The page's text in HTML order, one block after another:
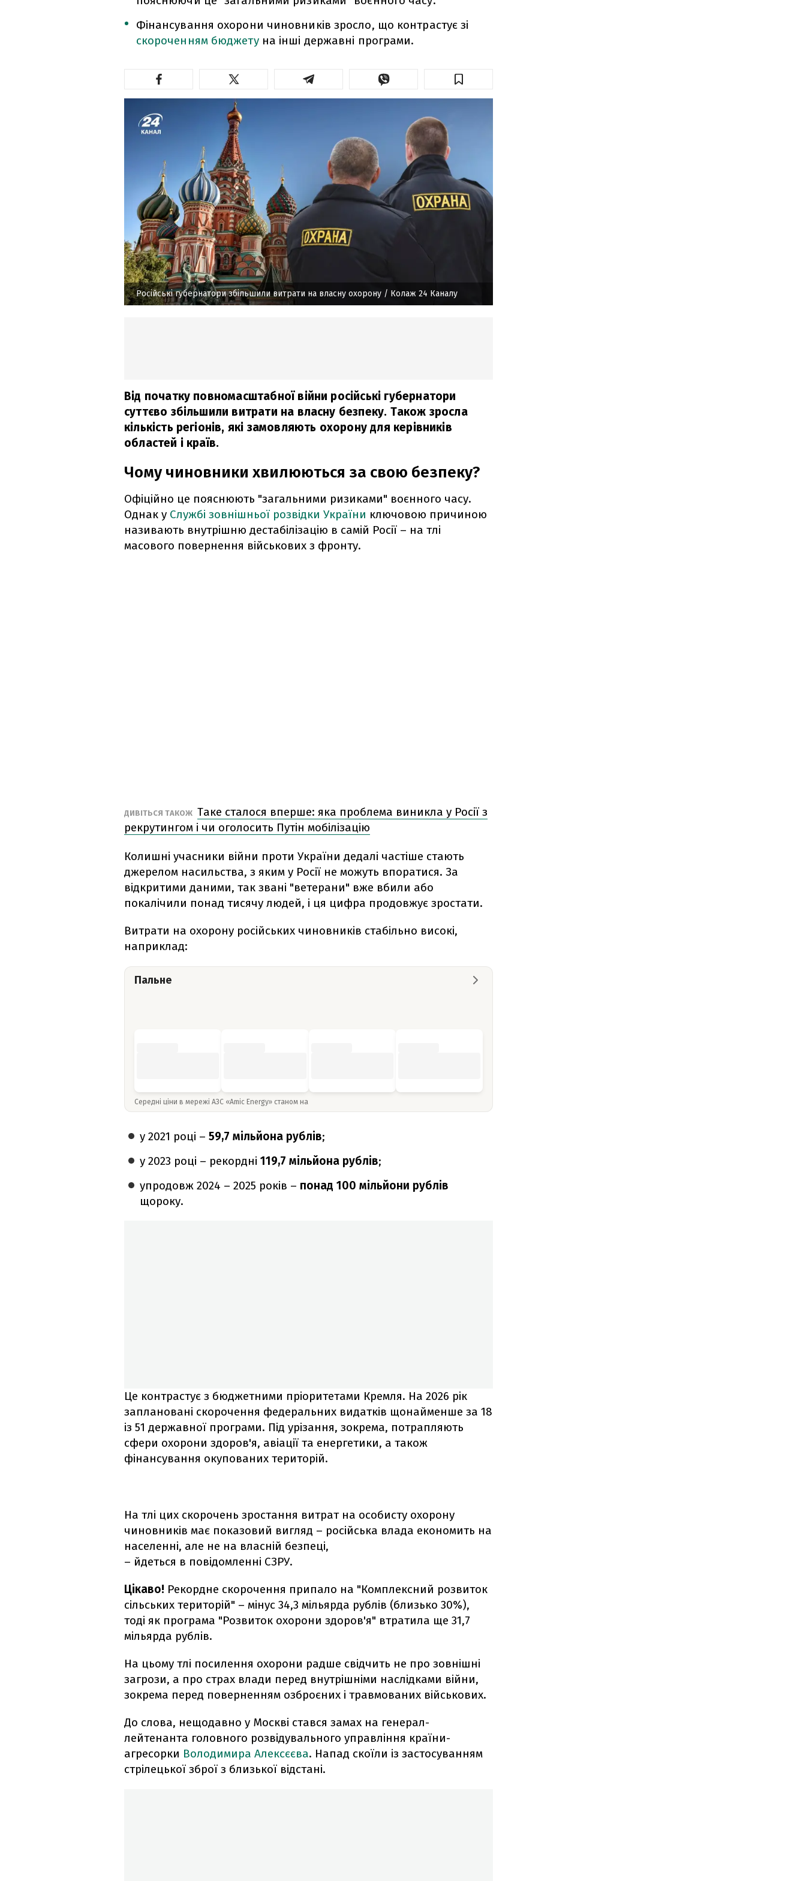
Фінансування охорони чиновників зросло, що контрастує зі
скороченням бюджетуна інші державні програми.
Російські губернатори збільшили витрати на власну охорону / Колаж 24 Каналу
Від початку повномасштабної війни російські губернатори
суттєво збільшили витрати на власну безпеку. Також зросла
кількість регіонів, які замовляють охорону для керівників
областей і країв.
Чому чиновники хвилюються за свою безпеку?
Офіційно це пояснюють "загальними ризиками" воєнного часу.
Однак у Службі зовнішньої розвідки України ключовою причиною
називають внутрішню дестабілізацію в самій Росії – на тлі
масового повернення військових з фронту.
ДИВІТЬСЯ ТАКОЖ Таке сталося вперше: яка проблема виникла у Росії з
рекрутингом і чи оголосить Путін мобілізацію
Колишні учасники війни проти України дедалі частіше стають
джерелом насильства, з яким у Росії не можуть впоратися. За
відкритими даними, так звані "ветерани" вже вбили або
покалічили понад тисячу людей, і ця цифра продовжує зростати.
Витрати на охорону російських чиновників стабільно високі,
наприклад:
Пальне
Середні ціни в мережі АЗС «Amic Energy» станом на
у 2021 році –59,7 мільйона рублів;
у 2023 році – рекордні119,7 мільйона рублів;
упродовж 2024 – 2025 років – понад 100 мільйони рублів
щороку.
Це контрастує з бюджетними пріоритетами Кремля. На 2026 рік
заплановані скорочення федеральних видатків щонайменше за 18
із 51 державної програми. Під урізання, зокрема, потрапляють
сфери охорони здоров'я, авіації та енергетики, а також
фінансування окупованих територій.
На тлі цих скорочень зростання витрат на особисту охорону
чиновників має показовий вигляд – російська влада економить на
населенні, але не на власній безпеці,
– йдеться в повідомленні СЗРУ.
Цікаво! Рекордне скорочення припало на "Комплексний розвиток
сільських територій" – мінус 34,3 мільярда рублів (близько 30%),
тоді як програма "Розвиток охорони здоров'я" втратила ще 31,7
мільярда рублів.
На цьому тлі посилення охорони радше свідчить не про зовнішні
загрози, а про страх влади перед внутрішніми наслідками війни,
зокрема перед поверненням озброєних і травмованих військових.
До слова, нещодавно у Москві стався замах на генерал-
лейтенанта головного розвідувального управління країни-
агресорки Володимира Алексєєва. Напад скоїли із застосуванням
стрілецької зброї з близької відстані.